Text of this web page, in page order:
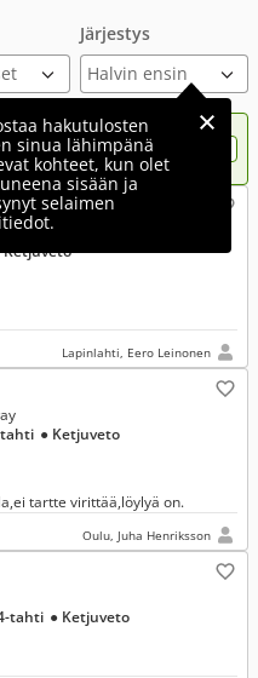
Järjestys
hakutulosten
sinua lähimpänä
kohteet, kun olet
sisään ja
selaimen
Nosta ilmoituksesi tähän?
Ketjuveto
Lapinlahti, Eero Leinonen
● Ketjuveto
tartte virittää,löylyä on.
Oulu, Juha Henriksson
tahti ● Ketjuveto